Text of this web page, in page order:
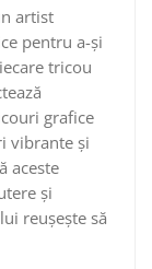
artist
pentru a-și
tricou
grafice
vibrante și
aceste
și
reușește să